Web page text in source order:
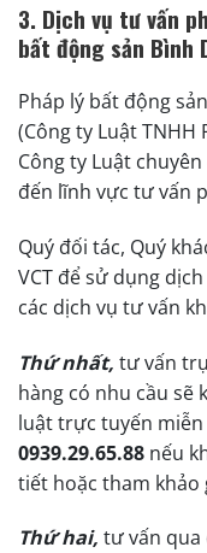
3. Dịch vụ tư vấn
bất động sản Bình
Pháp lý bất động
(Công ty Luật TNHH
Công ty Luật
đến lĩnh vực tư vấn
Quý đối tác, Quý
VCT để sử dụng
các dịch vụ tư vấn
Thứ nhất, tư vấn
hàng có nhu cầu sẽ
luật trực tuyến
0939.29.65.88 nếu
tiết hoặc tham
Thứ hai, tư vấn qua